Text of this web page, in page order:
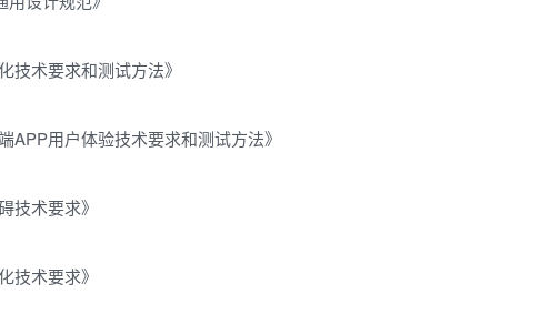
技术要求和测试方法》
APP用户体验技术要求和测试方法》
技术要求》
技术要求》